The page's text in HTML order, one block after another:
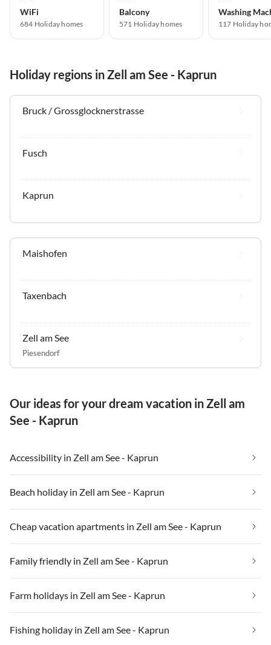
WiFi
684 Holiday homes
Balcony
571 Holiday homes
Washing
117 Holiday
Holiday regions in Zell am See - Kaprun
Bruck / Grossglocknerstrasse
Fusch
Kaprun
Maishofen
Taxenbach
Zell am See
Piesendorf
Our ideas for your dream vacation in Zell am
See - Kaprun
Accessibility in Zell am See - Kaprun
Beach holiday in Zell am See - Kaprun
Cheap vacation apartments in Zell am See - Kaprun
Family friendly in Zell am See - Kaprun
Farm holidays in Zell am See - Kaprun
Fishing holiday in Zell am See - Kaprun